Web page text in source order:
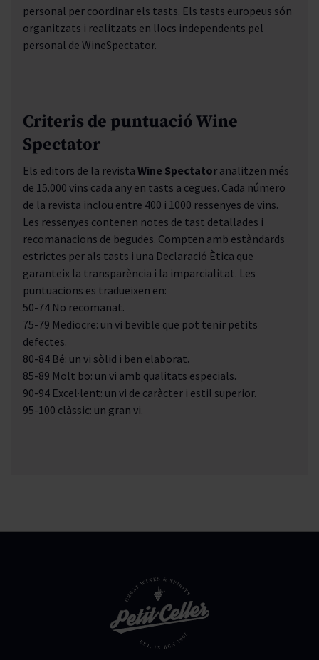
personal per coordinar els tasts. Els tasts europeus són
organitzats i realitzats en llocs independents pel
personal de WineSpectator.
Criteris de puntuació Wine
Spectator
Els editors de la revista Wine Spectator analitzen més
de 15.000 vins cada any en tasts a cegues. Cada número
de la revista inclou entre 400 i 1000 ressenyes de vins.
Les ressenyes contenen notes de tast detallades i
recomanacions de begudes. Compten amb estàndards
estrictes per als tasts i una Declaració Ètica que
garanteix la transparència i la imparcialitat. Les
puntuacions es tradueixen en:
50-74 No recomanat.
75-79 Mediocre: un vi bevible que pot tenir petits
defectes.
80-84 Bé: un vi sòlid i ben elaborat.
85-89 Molt bo: un vi amb qualitats especials.
90-94 Excel·lent: un vi de caràcter i estil superior.
95-100 clàssic: un gran vi.